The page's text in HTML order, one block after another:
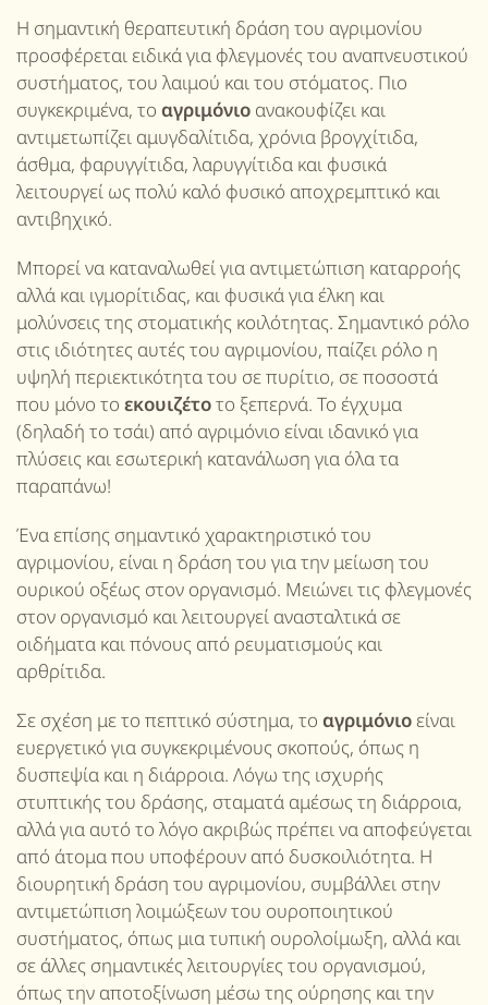
Η σημαντική θεραπευτική δράση του αγριμονίου
προσφέρεται ειδικά για φλεγμονές του αναπνευστικού
συστήματος, του λαιμού και του στόματος. Πιο
συγκεκριμένα, το αγριμόνιο ανακουφίζει και
αντιμετωπίζει αμυγδαλίτιδα, χρόνια βρογχίτιδα,
άσθμα, φαρυγγίτιδα, λαρυγγίτιδα και φυσικά
λειτουργεί ως πολύ καλό φυσικό αποχρεμπτικό και
αντιβηχικό.
Μπορεί να καταναλωθεί για αντιμετώπιση καταρροής
αλλά και ιγμορίτιδας, και φυσικά για έλκη και
μολύνσεις της στοματικής κοιλότητας. Σημαντικό ρόλο
στις ιδιότητες αυτές του αγριμονίου, παίζει ρόλο η
υψηλή περιεκτικότητα του σε πυρίτιο, σε ποσοστά
που μόνο το εκουιζέτοτο ξεπερνά. Το έγχυμα
(δηλαδή το τσάι) από αγριμόνιο είναι ιδανικό για
πλύσεις και εσωτερική κατανάλωση για όλα τα
παραπάνω!
Ένα επίσης σημαντικό χαρακτηριστικό του
αγριμονίου, είναι η δράση του για την μείωση του
ουρικού οξέως στον οργανισμό. Μειώνει τις φλεγμονές
στον οργανισμό και λειτουργεί ανασταλτικά σε
οιδήματα και πόνους από ρευματισμούς και
αρθρίτιδα.
Σε σχέση με το πεπτικό σύστημα, το αγριμόνιοείναι
ευεργετικό για συγκεκριμένους σκοπούς, όπως η
δυσπεψία και η διάρροια. Λόγω της ισχυρής
στυπτικής του δράσης, σταματά αμέσως τη διάρροια,
αλλά για αυτό το λόγο ακριβώς πρέπει να αποφεύγεται
από άτομα που υποφέρουν από δυσκοιλιότητα. Η
διουρητική δράση του αγριμονίου, συμβάλλει στην
αντιμετώπιση λοιμώξεων του ουροποιητικού
συστήματος, όπως μια τυπική ουρολοίμωξη, αλλά και
σε άλλες σημαντικές λειτουργίες του οργανισμού,
όπως την αποτοξίνωση μέσω της ούρησης και την